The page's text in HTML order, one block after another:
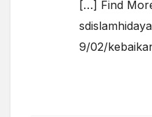
[…] Find
9/02/